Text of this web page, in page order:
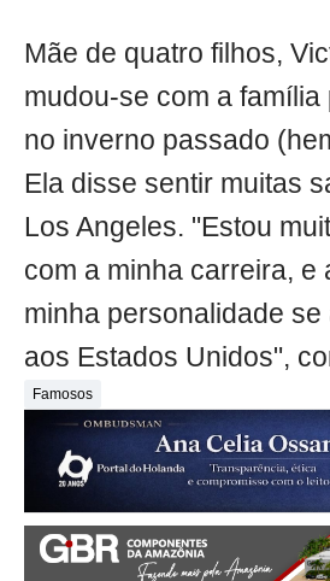
Mãe de quatro filhos,
mudou-se com a família
no inverno passado
Ela disse sentir muitas
Los Angeles. "Estou
com a minha carreira, e
minha personalidade
aos Estados Unidos",
Famosos